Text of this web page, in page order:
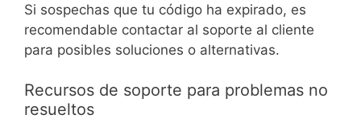
Si sospechas que tu código ha expirado, es
recomendable contactar al soporte al cliente
para posibles soluciones o alternativas.
Recursos de soporte para problemas no
resueltos